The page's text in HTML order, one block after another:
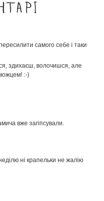
самого себе і таки
здихаєш, волочишся, але
:-)
вже загіпсували.
ні крапельки не жалію